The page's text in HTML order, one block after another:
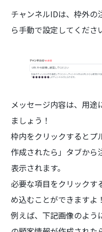
チャンネルIDは、枠外
ら手動で設定してくださ
メッセージ内容は、用途
ましょう！
枠内をクリックするとプ
作成されたら」タブから
表示されます。
必要な項目をクリックす
め込むことができますよ！
例えば、下記画像のよ